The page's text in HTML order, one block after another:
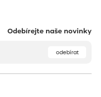
Odebírejte naše novinky
odebírat